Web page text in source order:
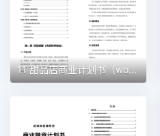
11 甜品店商业计划书（word+ppt配套）创业计划书word模板